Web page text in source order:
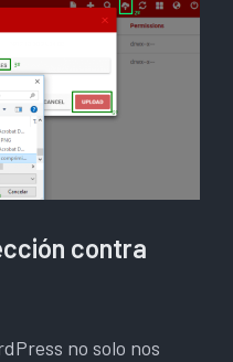
contra
no solo nos